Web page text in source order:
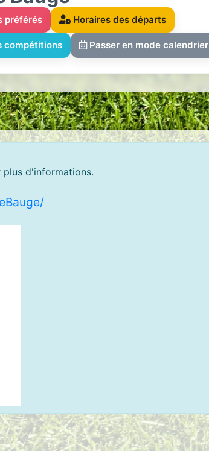
préférés Horaires des départs
compétitions Passer en mode calendrier
d'informations.